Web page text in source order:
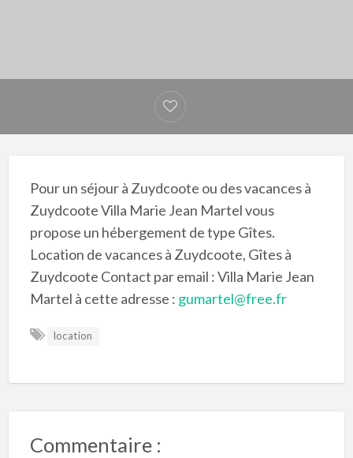
Pour un séjour à Zuydcoote ou des vacances à
Zuydcoote Villa Marie Jean Martel vous
propose un hébergement de type Gîtes.
Location de vacances à Zuydcoote, Gîtes à
Zuydcoote Contact par email : Villa Marie Jean
Martel à cette adresse : gumartel@free.fr
location
Commentaire :